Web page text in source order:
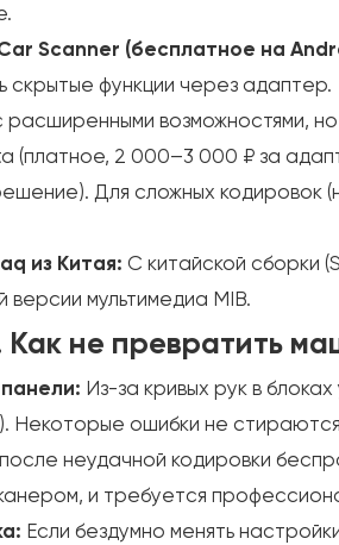
Scanner (бесплатное на
скрытые функции через адаптер.
расширенными возможностями,
(платное, 2 000–3 000 ₽ за
Для сложных кодировок
из Китая: С китайской сборки
версии мультимедиа MIB.
не превратить
Из-за кривых рук в
Некоторые ошибки не
неудачной кодировки
и требуется
Если бездумно менять